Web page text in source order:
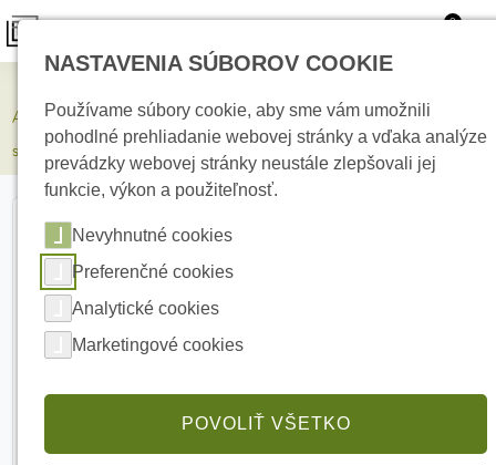
0
AJAX Fire Hub White Bezpečnostný ovládací panel požiarneho
systému
NASTAVENIA SÚBOROV COOKIE
Používame súbory cookie, aby sme vám umožnili
pohodlné prehliadanie webovej stránky a vďaka analýze
prevádzky webovej stránky neustále zlepšovali jej
funkcie, výkon a použiteľnosť.
Nevyhnutné cookies
Preferenčné cookies
Analytické cookies
Marketingové cookies
POVOLIŤ VŠETKO